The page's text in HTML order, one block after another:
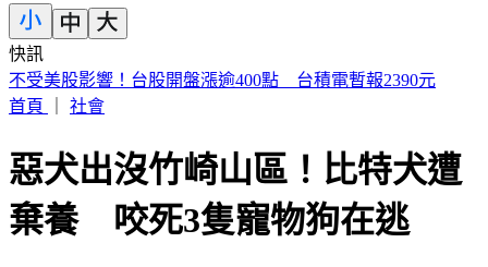
快訊
遠見天下文化創辦人高希均辭世 「天下哪有白吃的午餐」成
絕響
惡犬出沒竹崎山區！比特犬遭
棄養 咬死3隻寵物狗在逃